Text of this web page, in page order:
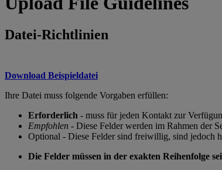
Datei-Richtlinien
Download Beispieldatei
Ihre Datei muss folgende Vorgaben erfüllen:
Erforderlich - muss für jeden Kontakt zur
Empfohlen - Diese Felder werden im Rahmen der
Optional - Diese Felder sind freiwillig, sind jedoch
Die Felder müssen in der exakten Reihenfolge